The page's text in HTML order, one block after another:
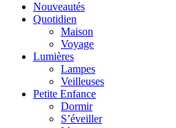
Nouveautés
Quotidien
Maison
Voyage
Lumières
Lampes
Veilleuses
Petite Enfance
Dormir
S’éveiller